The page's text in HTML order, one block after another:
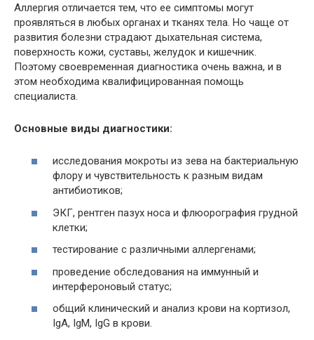
Аллергия отличается тем, что ее симптомы могут
проявляться в любых органах и тканях тела. Но чаще от
развития болезни страдают дыхательная система,
поверхность кожи, суставы, желудок и кишечник.
Поэтому своевременная диагностика очень важна, и в
этом необходима квалифицированная помощь
специалиста.
Основные виды диагностики:
исследования мокроты из зева на бактериальную
флору и чувствительность к разным видам
антибиотиков;
ЭКГ, рентген пазух носа и флюорография грудной
клетки;
тестирование с различными аллергенами;
проведение обследования на иммунный и
интерфероновый статус;
общий клинический и анализ крови на кортизол,
IgA, IgM, IgG в крови.